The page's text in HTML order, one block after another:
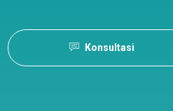
Konsultasi